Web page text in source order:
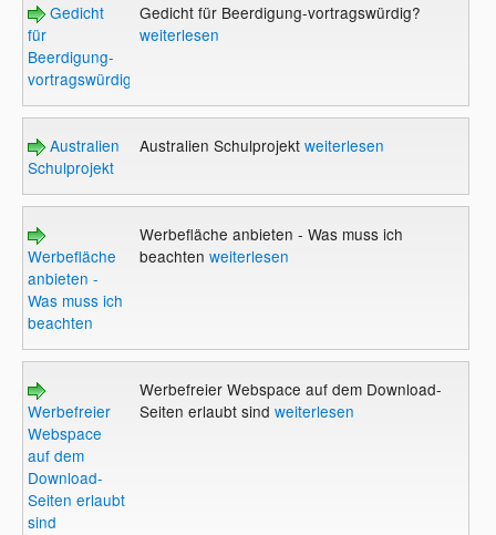
Gedicht
für
Beerdigung-
vortragswürdig?
Gedicht für Beerdigung-vortragswürdig?
weiterlesen
Australien
Schulprojekt
Australien Schulprojekt weiterlesen
Werbefläche
anbieten -
Was muss ich
beachten
Werbefläche anbieten - Was muss ich
beachten weiterlesen
Werbefreier
Webspace
auf dem
Download-
Seiten erlaubt
sind
Werbefreier Webspace auf dem Download-
Seiten erlaubt sind weiterlesen